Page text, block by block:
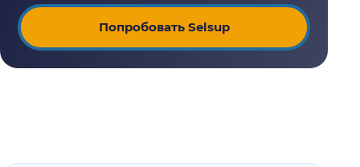
Попробовать Selsup